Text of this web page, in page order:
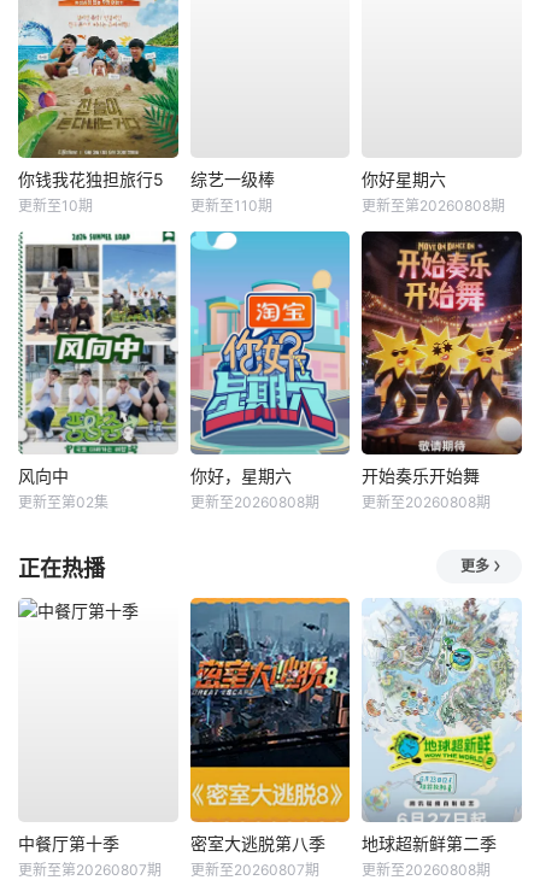
你钱我花独担旅行5
更新至10期
综艺一级棒
更新至110期
你好星期六
更新至第20260808期
风向中
更新至第02集
你好，星期六
更新至20260808期
开始奏乐开始舞
更新至20260808期
正在热播 更多
中餐厅第十季
更新至第20260807期
密室大逃脱第八季
更新至20260807期
地球超新鲜第二季
更新至20260808期